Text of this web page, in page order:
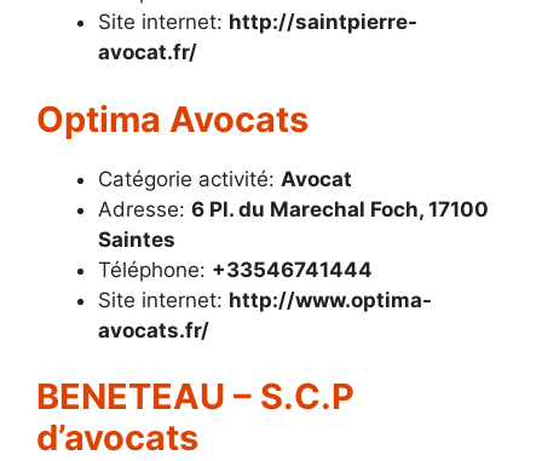
Site internet: http://saintpierre-
avocat.fr/
Optima Avocats
Catégorie activité: Avocat
Adresse: 6 Pl. du Marechal Foch, 17100
Saintes
Téléphone: +33546741444
Site internet: http://www.optima-
avocats.fr/
BENETEAU – S.C.P
d’avocats